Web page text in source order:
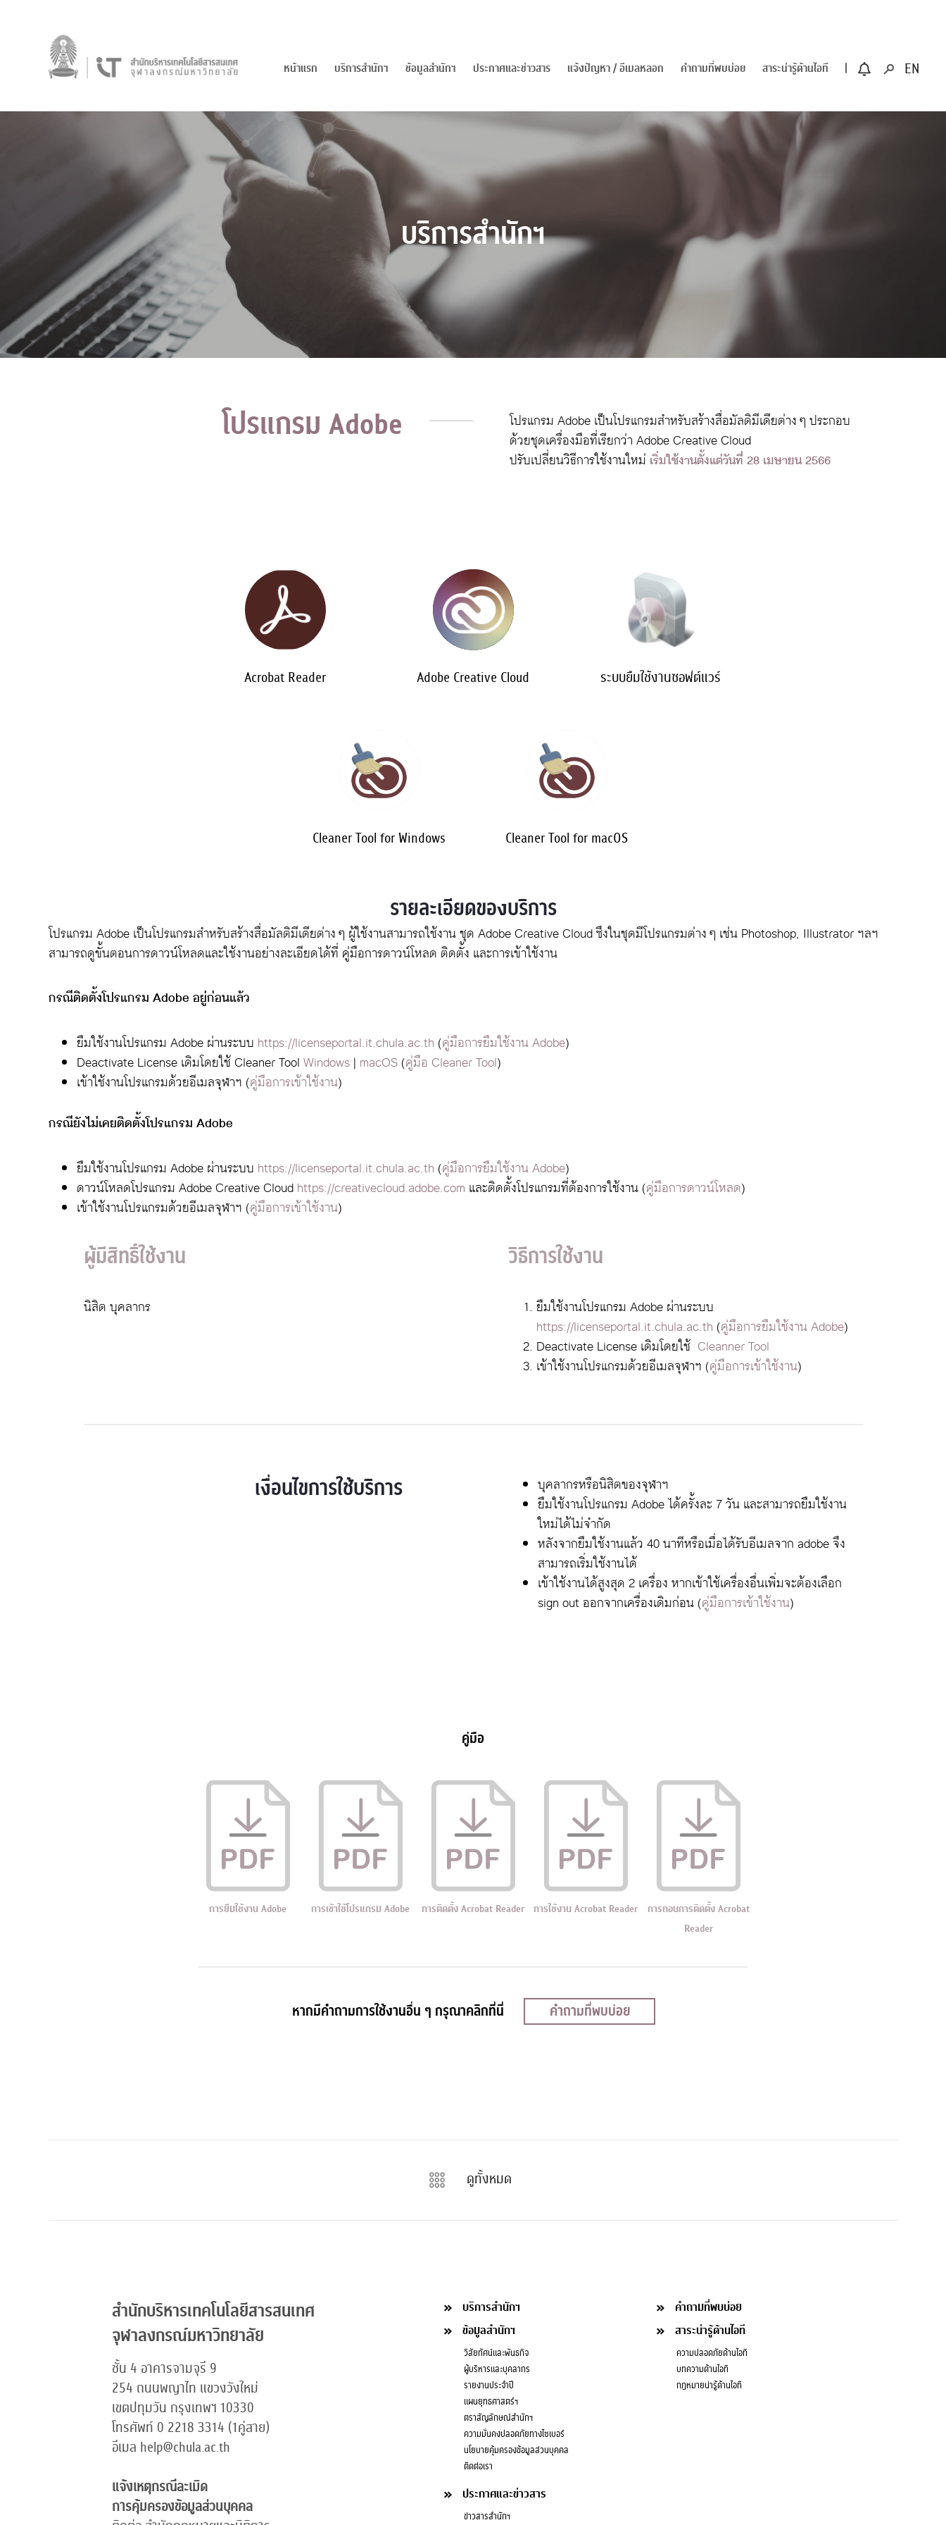
หน้าแรก บริการสำนักฯ ข้อมูลสำนักฯ ประกาศและข่าวสาร แจ้งปัญหา / อีเมลหลอก คำถามที่พบบ่อย สาระน่ารู้ด้านไอที
บริการสำนักฯ
โปรแกรม Adobe
โปรแกรม Adobe เป็นโปรแกรมสำหรับสร้างสื่อมัลติมีเดียต่าง ๆ ประกอบ
ด้วยชุดเครื่องมือที่เรียกว่า Adobe Creative Cloud
ปรับเปลี่ยนวิธีการใช้งานใหม่ เริ่มใช้งานตั้งแต่วันที่ 28 เมษายน 2566
Acrobat Reader Adobe Creative Cloud ระบบยืมใช้งานซอฟต์แวร์
Cleaner Tool for Windows Cleaner Tool for macOS
รายละเอียดของบริการ
โปรแกรม Adobe เป็นโปรแกรมสำหรับสร้างสื่อมัลติมีเดียต่าง ๆ ผู้ใช้งานสามารถใช้งาน ชุด Adobe Creative Cloud ซึงในชุดมีโปรแกรมต่าง ๆ เช่น Photoshop, Illustrator ฯลฯ
สามารถดูขั้นตอนการดาวน์โหลดและใช้งานอย่างละเอียดได้ที่ คู่มือการดาวน์โหลด ติดตั้ง และการเข้าใช้งาน
กรณีติดตั้งโปรแกรม Adobe อยู่ก่อนแล้ว
ยืมใช้งานโปรแกรม Adobe ผ่านระบบ https://licenseportal.it.chula.ac.th (คู่มือการยืมใช้งาน Adobe)
Deactivate License เดิมโดยใช้ Cleaner ToolWindows| macOS(คู่มือ Cleaner Tool)
เข้าใช้งานโปรแกรมด้วยอีเมลจุฬาฯ (คู่มือการเข้าใช้งาน)
กรณียังไม่เคยติดตั้งโปรแกรม Adobe
ยืมใช้งานโปรแกรม Adobe ผ่านระบบ https://licenseportal.it.chula.ac.th (คู่มือการยืมใช้งาน Adobe)
ดาวน์โหลดโปรแกรม Adobe Creative Cloudhttps://creativecloud.adobe.com และติดตั้งโปรแกรมที่ต้องการใช้งาน (คู่มือการดาวน์โหลด)
เข้าใช้งานโปรแกรมด้วยอีเมลจุฬาฯ (คู่มือการเข้าใช้งาน)
ผู้มีสิทธิ์ใช้งาน วิธีการใช้งาน
นิสิต บุคลากร
ยืมใช้งานโปรแกรม Adobe ผ่านระบบ
https://licenseportal.it.chula.ac.th (คู่มือการยืมใช้งาน Adobe)
Deactivate License เดิมโดยใช้ Cleanner Tool
เข้าใช้งานโปรแกรมด้วยอีเมลจุฬาฯ (คู่มือการเข้าใช้งาน)
เงื่อนไขการใช้บริการ
บุคลากรหรือนิสิตของจุฬาฯ
ยืมใช้งานโปรแกรม Adobe ได้ครั้งละ 7 วัน และสามารถยืมใช้งาน
ใหม่ได้ไม่จำกัด
หลังจากยืมใช้งานแล้ว 40 นาทีหรือเมื่อได้รับอีเมลจาก adobe จึง
สามารถเริ่มใช้งานได้
เข้าใช้งานได้สูงสุด 2 เครื่อง หากเข้าใช้เครื่องอื่นเพิ่มจะต้องเลือก
sign out ออกจากเครื่องเดิมก่อน (คู่มือการเข้าใช้งาน)
คู่มือ
การยืมใช้งาน Adobe การเข้าใช้โปรแกรม Adobe การติดตั้ง Acrobat Reader การใช้งาน Acrobat Reader
การถอนการติดตั้ง Acrobat
Reader
หากมีคำถามการใช้งานอื่น ๆ กรุณาคลิกที่นี่ คำถามที่พบบ่อย
ดูทั้งหมด
สำนักบริหารเทคโนโลยีสารสนเทศ
จุฬาลงกรณ์มหาวิทยาลัย
ชั้น 4 อาคารจามจุรี 9
254 ถนนพญาไท แขวงวังใหม่
เขตปทุมวัน กรุงเทพฯ 10330
โทรศัพท์ 0 2218 3314 (1คู่สาย)
อีเมล help@chula.ac.th
แจ้งเหตุกรณีละเมิด
การคุ้มครองข้อมูลส่วนบุคคล
บริการสำนักฯ
ข้อมูลสำนักฯ
วิสัยทัศน์และพันธกิจ
ผู้บริหารและบุคลากร
รายงานประจำปี
แผนยุทธศาสตร์ฯ
ตราสัญลักษณ์สำนักฯ
ความมั่นคงปลอดภัยทางไซเบอร์
นโยบายคุ้มครองข้อมูลส่วนบุคคล
ติดต่อเรา
ประกาศและข่าวสาร
ข่าวสารสำนักฯ
คำถามที่พบบ่อย
สาระน่ารู้ด้านไอที
ความปลอดภัยด้านไอที
บทความด้านไอที
กฎหมายน่ารู้ด้านไอที